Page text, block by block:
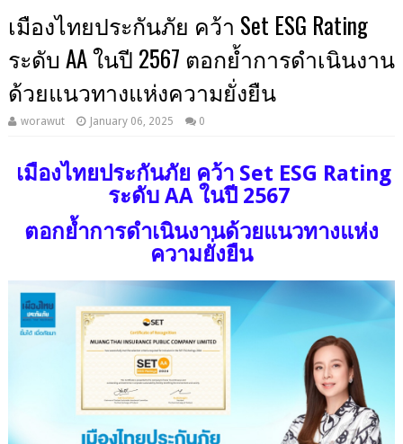
เมืองไทยประกันภัย คว้า Set ESG Rating
ระดับ AA ในปี 2567 ตอกย้ำการดำเนินงาน
ด้วยแนวทางแห่งความยั่งยืน
worawut January 06, 2025 0
เมืองไทยประกันภัย คว้า Set ESG Rating
ระดับ AA ในปี 2567
ตอกย้ำการดำเนินงานด้วยแนวทางแห่ง
ความยั่งยืน